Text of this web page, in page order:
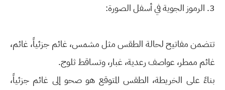
3. الرموز الجوية في أسفل الصورة:
تتضمن مفاتيح لحالة الطقس مثل مشمس، غائم جزئياً، غائم،
غائم ممطر، عواصف رعدية، غبار، وتساقط ثلوج.
بناءً على الخريطة، الطقس المتوقع هو صحو إلى غائم جزئياً،